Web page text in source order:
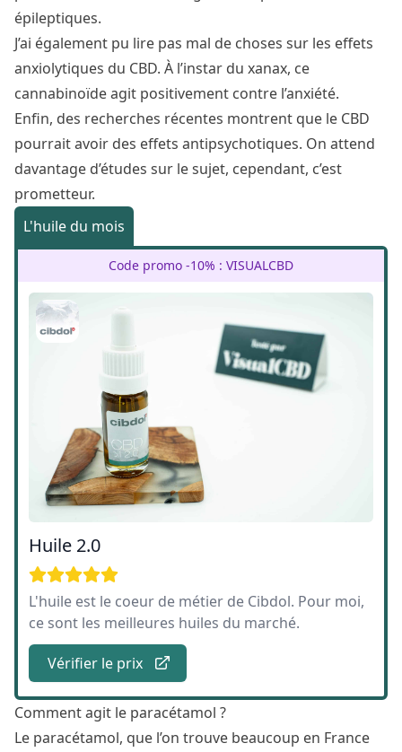
épileptiques.
J’ai également pu lire pas mal de choses sur les effets
anxiolytiques du CBD. À l’instar du xanax, ce
cannabinoïde agit positivement contre l’anxiété.
Enfin, des recherches récentes montrent que le CBD
pourrait avoir des effets antipsychotiques. On attend
davantage d’études sur le sujet, cependant, c’est
prometteur.
L'huile du mois
Code promo -10% : VISUALCBD
Huile 2.0
L'huile est le coeur de métier de Cibdol. Pour moi,
ce sont les meilleures huiles du marché.
Vérifier le prix
Comment agit le paracétamol ?
Le paracétamol, que l’on trouve beaucoup en France